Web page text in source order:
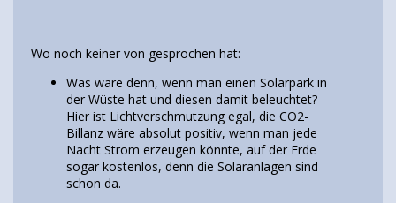
Wo noch keiner von gesprochen hat:
Was wäre denn, wenn man einen Solarpark in
der Wüste hat und diesen damit beleuchtet?
Hier ist Lichtverschmutzung egal, die CO2-
Billanz wäre absolut positiv, wenn man jede
Nacht Strom erzeugen könnte, auf der Erde
sogar kostenlos, denn die Solaranlagen sind
schon da.